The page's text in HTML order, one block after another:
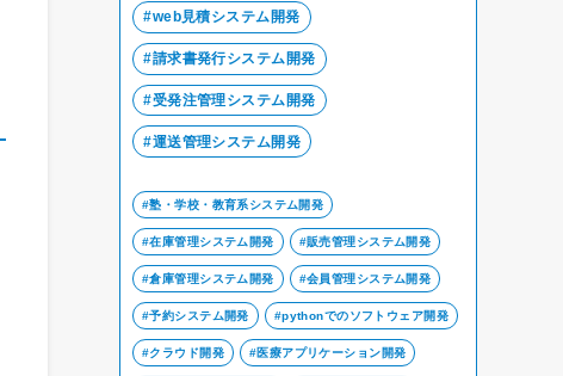
web見積システム開発
請求書発行システム開発
受発注管理システム開発
運送管理システム開発
塾・学校・教育系システム開発
在庫管理システム開発 販売管理システム開発
倉庫管理システム開発 会員管理システム開発
予約システム開発 pythonでのソフトウェア開発
クラウド開発 医療アプリケーション開発